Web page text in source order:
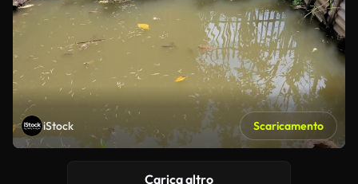
iStock Scaricamento
Carica altro